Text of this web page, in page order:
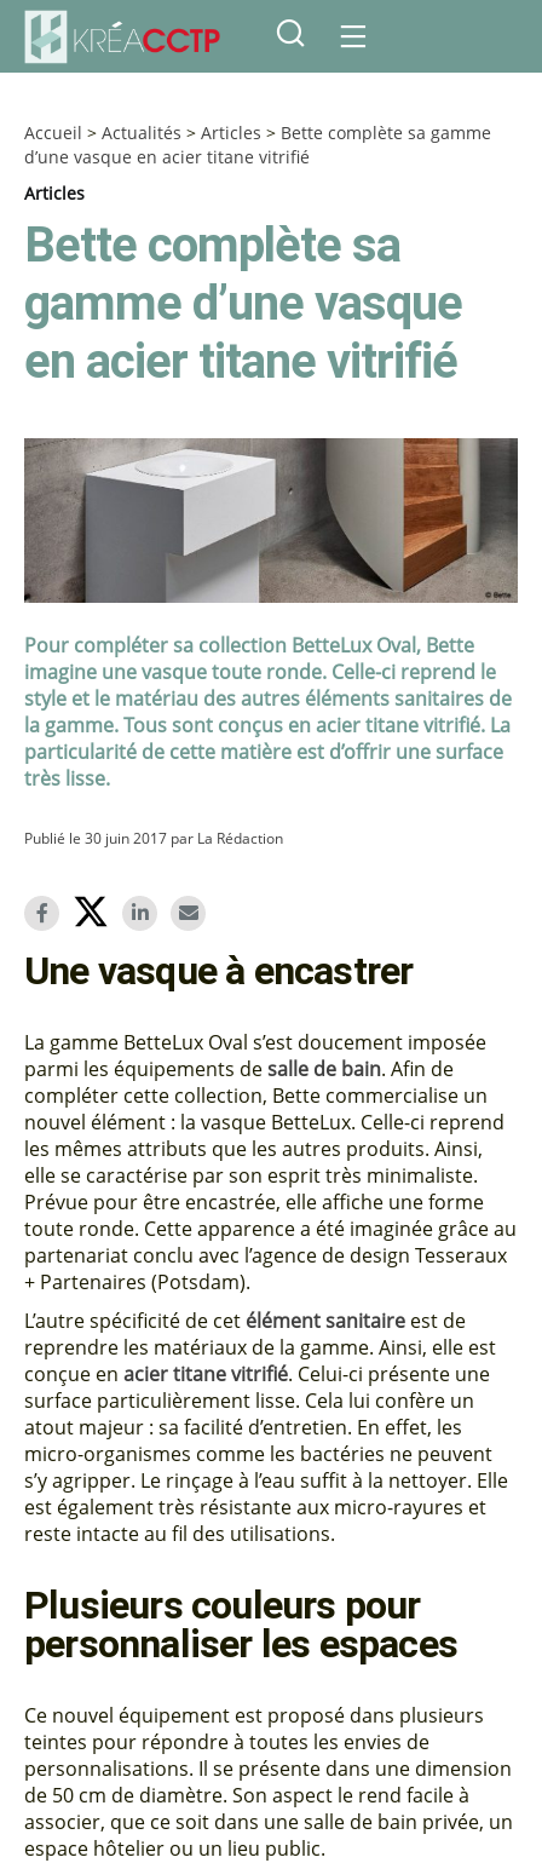
Accueil > Actualités > Articles > Bette complète sa gamme
d’une vasque en acier titane vitrifié
Articles
Bette complète sa
gamme d’une vasque
en acier titane vitrifié
Pour compléter sa collection BetteLux Oval, Bette
imagine une vasque toute ronde. Celle-ci reprend le
style et le matériau des autres éléments sanitaires de
la gamme. Tous sont conçus en acier titane vitrifié. La
particularité de cette matière est d’offrir une surface
très lisse.
Publié le 30 juin 2017 par La Rédaction
Une vasque à encastrer
La gamme BetteLux Oval s’est doucement imposée
parmi les équipements desalle de bain. Afin de
compléter cette collection, Bette commercialise un
nouvel élément : la vasque BetteLux. Celle-ci reprend
les mêmes attributs que les autres produits. Ainsi,
elle se caractérise par son esprit très minimaliste.
Prévue pour être encastrée, elle affiche une forme
toute ronde. Cette apparence a été imaginée grâce au
partenariat conclu avec l’agence de design Tesseraux
+ Partenaires (Potsdam).
L’autre spécificité de cet élément sanitaire est de
reprendre les matériaux de la gamme. Ainsi, elle est
conçue en acier titane vitrifié. Celui-ci présente une
surface particulièrement lisse. Cela lui confère un
atout majeur : sa facilité d’entretien. En effet, les
micro-organismes comme les bactéries ne peuvent
s’y agripper. Le rinçage à l’eau suffit à la nettoyer. Elle
est également très résistante aux micro-rayures et
reste intacte au fil des utilisations.
Plusieurs couleurs pour
personnaliser les espaces
Ce nouvel équipement est proposé dans plusieurs
teintes pour répondre à toutes les envies de
personnalisations. Il se présente dans une dimension
de 50 cm de diamètre. Son aspect le rend facile à
associer, que ce soit dans une salle de bain privée, un
espace hôtelier ou un lieu public.